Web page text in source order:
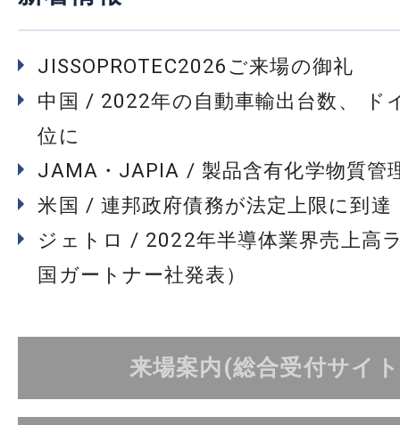
JISSOPROTEC2026ご来場の御礼
中国 / 2022年の自動車輸出台数、 ド
位に
JAMA・JAPIA / 製品含有化学物質管
米国 / 連邦政府債務が法定上限に到達
ジェトロ / 2022年半導体業界売上高
国ガートナー社発表）
来場案内(総合受付サイ